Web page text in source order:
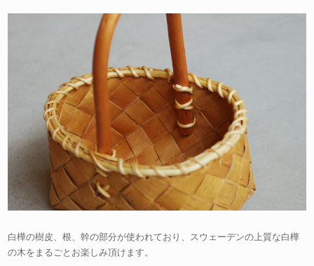
白樺の樹皮、根、幹の部分が使われており、スウェーデンの上質な白樺
の木をまるごとお楽しみ頂けます。